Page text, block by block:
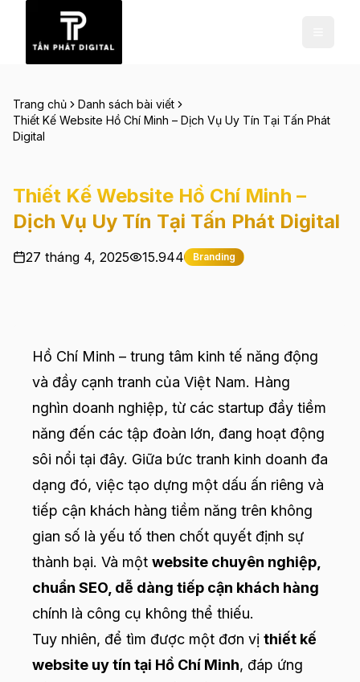
Trang chủ
Danh sách bài viết
Thiết Kế Website Hồ Chí Minh – Dịch Vụ Uy Tín Tại Tấn Phát
Digital
Thiết Kế Website Hồ Chí Minh –
Dịch Vụ Uy Tín Tại Tấn Phát Digital
27 tháng 4, 2025 15.944 Branding
Hồ Chí Minh – trung tâm kinh tế năng động
và đầy cạnh tranh của Việt Nam. Hàng
nghìn doanh nghiệp, từ các startup đầy tiềm
năng đến các tập đoàn lớn, đang hoạt động
sôi nổi tại đây. Giữa bức tranh kinh doanh đa
dạng đó, việc tạo dựng một dấu ấn riêng và
tiếp cận khách hàng tiềm năng trên không
gian số là yếu tố then chốt quyết định sự
thành bại. Và một website chuyên nghiệp,
chuẩn SEO, dễ dàng tiếp cận khách hàng
chính là công cụ không thể thiếu.
Tuy nhiên, để tìm được một đơn vị thiết kế
website uy tín tại Hồ Chí Minh, đáp ứng